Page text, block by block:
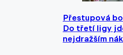
Přestupová
Do třetí ligy
nejdražším